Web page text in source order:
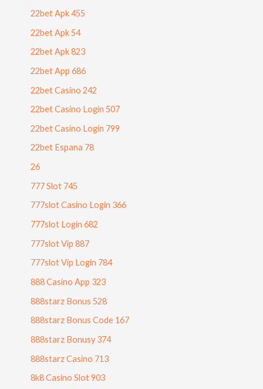
22bet Apk 455
22bet Apk 54
22bet Apk 823
22bet App 686
22bet Casino 242
22bet Casino Login 507
22bet Casino Login 799
22bet Espana 78
26
777 Slot 745
777slot Casino Login 366
777slot Login 682
777slot Vip 887
777slot Vip Login 784
888 Casino App 323
888starz Bonus 528
888starz Bonus Code 167
888starz Bonusy 374
888starz Casino 713
8k8 Casino Slot 903